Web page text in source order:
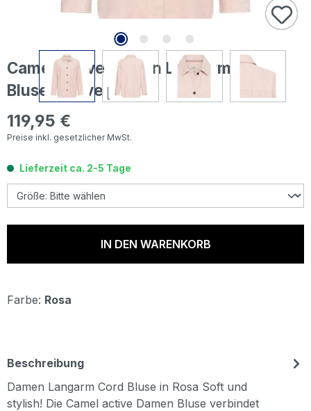
Camel active Damen Langarm Cord
Bluse mauve pink
Regulärer Preis:
119,95 €
Preise inkl. gesetzlicher MwSt.
Lieferzeit ca. 2-5 Tage
IN DEN WARENKORB
Farbe: Rosa
Beschreibung
Damen Langarm Cord Bluse in Rosa Soft und
stylish! Die Camel active Damen Bluse verbindet